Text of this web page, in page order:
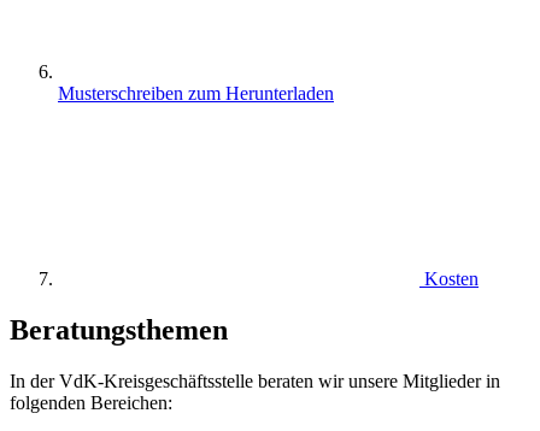
Musterschreiben zum Herunterladen
Kosten
Beratungsthemen
In der VdK-Kreisgeschäftsstelle beraten wir unsere Mitglieder in
folgenden Bereichen: